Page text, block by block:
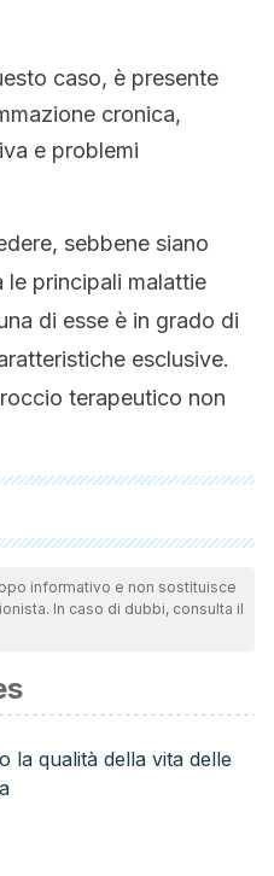
caso, è presente
cronica,
e problemi
sebbene siano
le principali malattie
di esse è in grado di
esclusive.
terapeutico non
a fondo dal nostro
l'attualità e la
articolo è stata considerata
Enfermedades
Síndromes
Medicina Clínica, 129(7),
informativo e non sostituisce
In caso di dubbi, consulta il